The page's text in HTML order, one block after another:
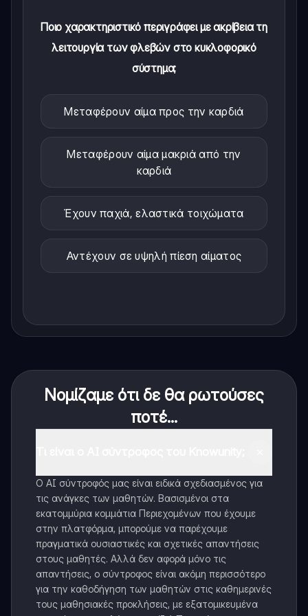
Ποιο χαρακτηριστικό περιγράφει με ακρίβεια τη
λειτουργία των φλεβών στο κυκλοφορικό
σύστημα;
Μεταφέρουν αίμα προς την καρδιά
Μεταφέρουν αίμα μακριά από την
καρδιά
Έχουν παχιά, ελαστικά τοιχώματα
Αντέχουν σε υψηλή πίεση αίματος
Νομίζαμε ότι δε θα ρωτούσες
ποτέ...
Ο AI σύντροφός μας είναι ειδικά σχεδιασμένος για
τις ανάγκες των μαθητών. Βασισμένοι στα
εκατομμύρια κομμάτια Περιεχομένων που έχουμε
στην πλατφόρμα, μπορούμε να παρέχουμε
πραγματικά ουσιαστικές και σχετικές απαντήσεις
στους μαθητές. Αλλά δεν αφορά μόνο τις
απαντήσεις, ο σύντροφος είναι ακόμη περισσότερο
για την καθοδήγηση των μαθητών στις καθημερινές
τους μαθησιακές προκλήσεις, με εξατομικευμένα